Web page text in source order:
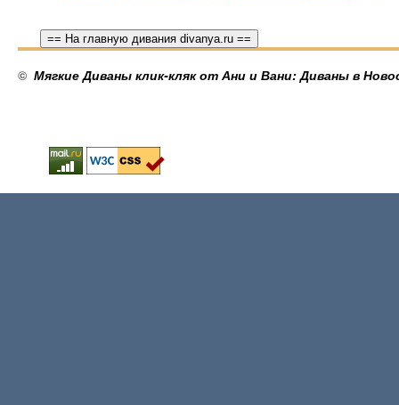
== На главную дивания divanya.ru ==
© Мягкие Диваны клик-кляк от Ани и Вани: Диваны в